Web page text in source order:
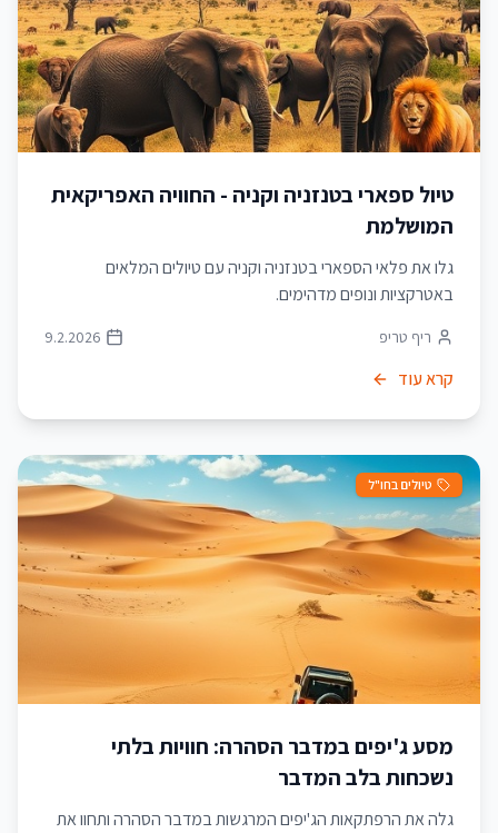
טיול ספארי בטנזניה וקניה - החוויה האפריקאית
המושלמת
גלו את פלאי הספארי בטנזניה וקניה עם טיולים המלאים
באטרקציות ונופים מדהימים.
ריף טריפ 9.2.2026
קרא עוד
טיולים בחו"ל
מסע ג'יפים במדבר הסהרה: חוויות בלתי
נשכחות בלב המדבר
גלה את הרפתקאות הג'יפים המרגשות במדבר הסהרה ותחוו את